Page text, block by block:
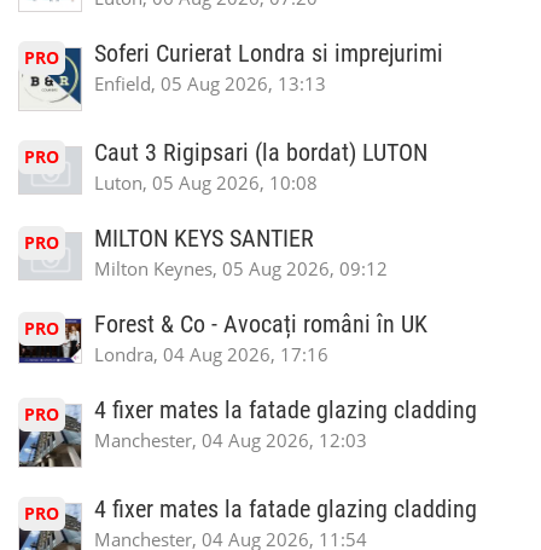
PRO Soferi Curierat Londra si imprejurimi
Enfield, 05 Aug 2026, 13:13
PRO Caut 3 Rigipsari (la bordat) LUTON
Luton, 05 Aug 2026, 10:08
PRO MILTON KEYS SANTIER
Milton Keynes, 05 Aug 2026, 09:12
PRO Forest & Co - Avocați români în UK
Londra, 04 Aug 2026, 17:16
PRO 4 fixer mates la fatade glazing cladding
Manchester, 04 Aug 2026, 12:03
PRO 4 fixer mates la fatade glazing cladding
Manchester, 04 Aug 2026, 11:54